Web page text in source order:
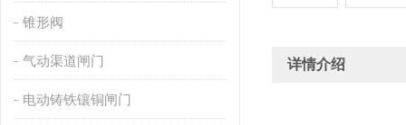
锥形阀
气动渠道闸门
电动铸铁镶铜闸门
详情介绍